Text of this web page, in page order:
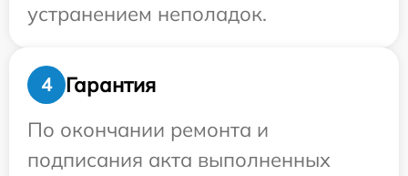
устранением неполадок.
4
Гарантия
По окончании ремонта и
подписания акта выполненных